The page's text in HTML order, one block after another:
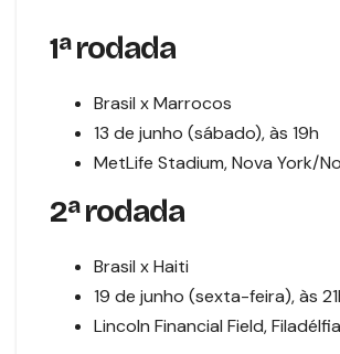
1ª rodada
Brasil x Marrocos
13 de junho (sábado), às 19h
MetLife Stadium, Nova York/
2ª rodada
Brasil x Haiti
19 de junho (sexta-feira), às
Lincoln Financial Field, Filadélfia